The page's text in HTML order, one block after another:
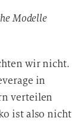
Modelle
wir nicht.
in
verteilen
ist also nicht